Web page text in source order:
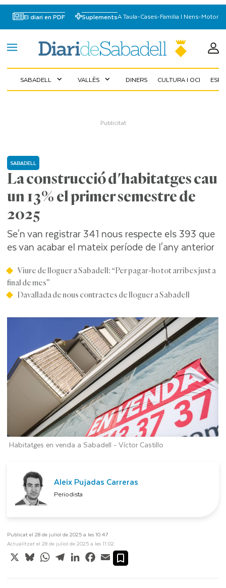
El diari en PDF SuplementsA Taula-Cases-Familia I Nens-Motor
SABADELL expand_more VALLÈS expand_more DINERS CULTURA I OCI
La construcció d'habitatges cau
un 13% el primer semestre de
2025
SABADELL
Se'n van registrar 341 nous respecte els 393 que
es van acabar el mateix període de l'any anterior
Viure de lloguer a Sabadell: “Per pagar-ho tot arribes just a
final de mes”
Davallada de nous contractes de lloguer a Sabadell
Habitatges en venda a Sabadell -Víctor Castillo
Aleix Pujadas Carreras
Periodista
Publicat el 28 de juliol de 2025 a les 10:47
Actualitzat el 28 de juliol de 2025 a les 11:02
X BlueskyWhatsApp
TelegramLinkedInFacebook
Email